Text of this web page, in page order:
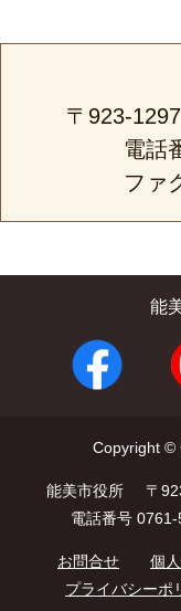
〒923-
電話
ファ
能
Copyright ©
能美市役所
〒
電話番号
お問合せ 個
プライバシーポ